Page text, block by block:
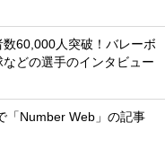
60,000人突破！バレーボ
どの選手のインタビュー
「Number Web」の記事